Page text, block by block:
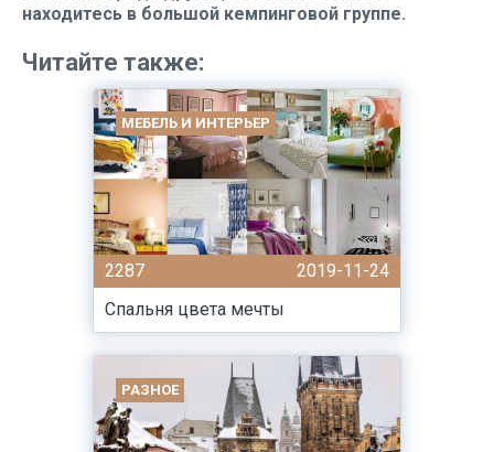
находитесь в большой кемпинговой группе.
Читайте также:
МЕБЕЛЬ И ИНТЕРЬЕР
2287
2019-11-24
Спальня цвета мечты
РАЗНОЕ